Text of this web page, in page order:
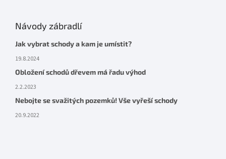
Návody zábradlí
Jak vybrat schody a kam je umístit?
19.8.2024
Obložení schodů dřevem má řadu výhod
2.2.2023
Nebojte se svažitých pozemků! Vše vyřeší schody
20.9.2022